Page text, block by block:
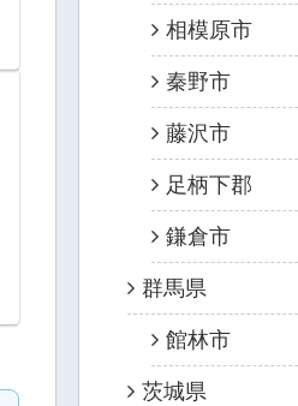
相模原市
秦野市
藤沢市
足柄下郡
鎌倉市
群馬県
館林市
茨城県